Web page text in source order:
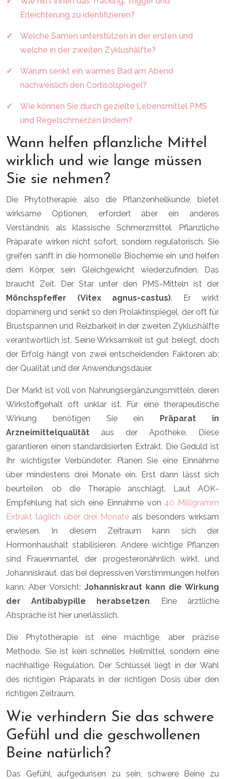
Erleichterung zu identifizieren?
Welche Samen unterstützen in der ersten und
welche in der zweiten Zyklushälfte?
Warum senkt ein warmes Bad am Abend
nachweislich den Cortisolspiegel?
Wie können Sie durch gezielte Lebensmittel PMS
und Regelschmerzen lindern?
Wann helfen pflanzliche Mittel
wirklich und wie lange müssen
Sie sie nehmen?
Die Phytotherapie, also die Pflanzenheilkunde, bietet
wirksame Optionen, erfordert aber ein anderes
Verständnis als klassische Schmerzmittel. Pflanzliche
Präparate wirken nicht sofort, sondern regulatorisch. Sie
greifen sanft in die hormonelle Biochemie ein und helfen
dem Körper, sein Gleichgewicht wiederzufinden. Das
braucht Zeit. Der Star unter den PMS-Mitteln ist der
Mönchspfeffer (Vitex agnus-castus). Er wirkt
dopaminerg und senkt so den Prolaktinspiegel, der oft für
Brustspannen und Reizbarkeit in der zweiten Zyklushälfte
verantwortlich ist. Seine Wirksamkeit ist gut belegt, doch
der Erfolg hängt von zwei entscheidenden Faktoren ab:
der Qualität und der Anwendungsdauer.
Der Markt ist voll von Nahrungsergänzungsmitteln, deren
Wirkstoffgehalt oft unklar ist. Für eine therapeutische
Wirkung benötigen Sie ein Präparat in
Arzneimittelqualität aus der Apotheke. Diese
garantieren einen standardisierten Extrakt. Die Geduld ist
Ihr wichtigster Verbündeter: Planen Sie eine Einnahme
über mindestens drei Monate ein. Erst dann lässt sich
beurteilen, ob die Therapie anschlägt. Laut AOK-
Empfehlung hat sich eine Einnahme von 40 Milligramm
Extrakt täglich über drei Monateals besonders wirksam
erwiesen. In diesem Zeitraum kann sich der
Hormonhaushalt stabilisieren. Andere wichtige Pflanzen
sind Frauenmantel, der progesteronähnlich wirkt, und
Johanniskraut, das bei depressiven Verstimmungen helfen
kann. Aber Vorsicht: Johanniskraut kann die Wirkung
der Antibabypille herabsetzen. Eine ärztliche
Absprache ist hier unerlässlich.
Die Phytotherapie ist eine mächtige, aber präzise
Methode. Sie ist kein schnelles Heilmittel, sondern eine
nachhaltige Regulation. Der Schlüssel liegt in der Wahl
des richtigen Präparats in der richtigen Dosis über den
richtigen Zeitraum.
Wie verhindern Sie das schwere
Gefühl und die geschwollenen
Beine natürlich?
Das Gefühl, aufgedunsen zu sein, schwere Beine zu